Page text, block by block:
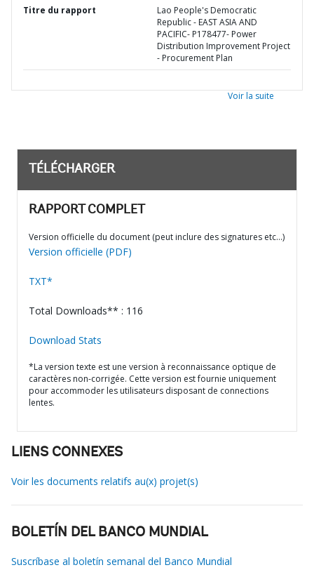
Titre du rapport
Lao People's Democratic
Republic - EAST ASIA AND
PACIFIC- P178477- Power
Distribution Improvement Project
- Procurement Plan
Voir la suite
TÉLÉCHARGER
RAPPORT COMPLET
Version officielle du document (peut inclure des signatures etc…)
Version officielle (PDF)
TXT*
Total Downloads** : 116
Download Stats
*La version texte est une version à reconnaissance optique de
caractères non-corrigée. Cette version est fournie uniquement
pour accommoder les utilisateurs disposant de connections
lentes.
LIENS CONNEXES
Voir les documents relatifs au(x) projet(s)
BOLETÍN DEL BANCO MUNDIAL
Suscríbase al boletín semanal del Banco Mundial